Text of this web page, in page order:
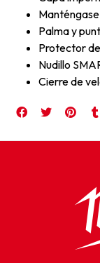
Palma y
Protector
Nudillo
Cierre de